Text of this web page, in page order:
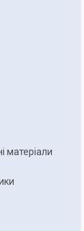
матеріали